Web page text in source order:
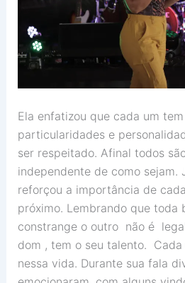
Ela enfatizou que cada um
particularidades e
ser respeitado. Afinal todos
independente de como sejam.
reforçou a importância de
próximo. Lembrando que toda
constrange o outro não é
dom , tem o seu talento.
nessa vida. Durante sua fala